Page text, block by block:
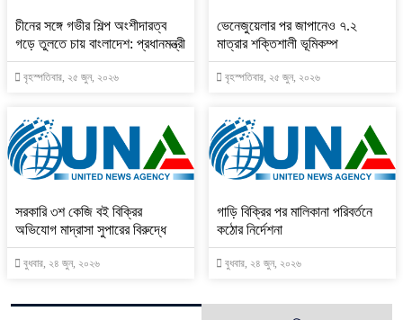
চীনের সঙ্গে গভীর শিল্প অংশীদারত্ব
গড়ে তুলতে চায় বাংলাদেশ: প্রধানমন্ত্রী
বৃহস্পতিবার, ২৫ জুন, ২০২৬
ভেনেজুয়েলার পর জাপানেও ৭.২
মাত্রার শক্তিশালী ভূমিকম্প
বৃহস্পতিবার, ২৫ জুন, ২০২৬
সরকারি ৩শ কেজি বই বিক্রির
অভিযোগ মাদ্রাসা সুপারের বিরুদ্ধে
বুধবার, ২৪ জুন, ২০২৬
গাড়ি বিক্রির পর মালিকানা পরিবর্তনে
কঠোর নির্দেশনা
বুধবার, ২৪ জুন, ২০২৬